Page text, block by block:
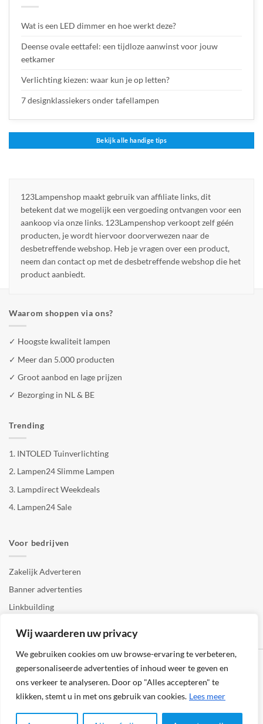
Wij waarderen uw privacy
We gebruiken cookies om uw browse-ervaring te verbeteren,
gepersonaliseerde advertenties of inhoud weer te geven en
ons verkeer te analyseren. Door op "Alles accepteren" te
klikken, stemt u in met ons gebruik van cookies. Lees meer
Wat is een LED dimmer en hoe werkt deze?
Deense ovale eettafel: een tijdloze aanwinst voor jouw
eetkamer
Verlichting kiezen: waar kun je op letten?
7 designklassiekers onder tafellampen
Bekijk alle handige tips
123Lampenshop maakt gebruik van affiliate links, dit
betekent dat we mogelijk een vergoeding ontvangen voor een
aankoop via onze links. 123Lampenshop verkoopt zelf géén
producten, je wordt hiervoor doorverwezen naar de
desbetreffende webshop. Heb je vragen over een product,
neem dan contact op met de desbetreffende webshop die het
product aanbiedt.
Waarom shoppen via ons?
✓ Hoogste kwaliteit lampen
✓ Meer dan 5.000 producten
✓ Groot aanbod en lage prijzen
✓ Bezorging in NL & BE
Trending
1. INTOLED Tuinverlichting
2. Lampen24 Slimme Lampen
3. Lampdirect Weekdeals
4. Lampen24 Sale
Voor bedrijven
Zakelijk Adverteren
Banner advertenties
Linkbuilding